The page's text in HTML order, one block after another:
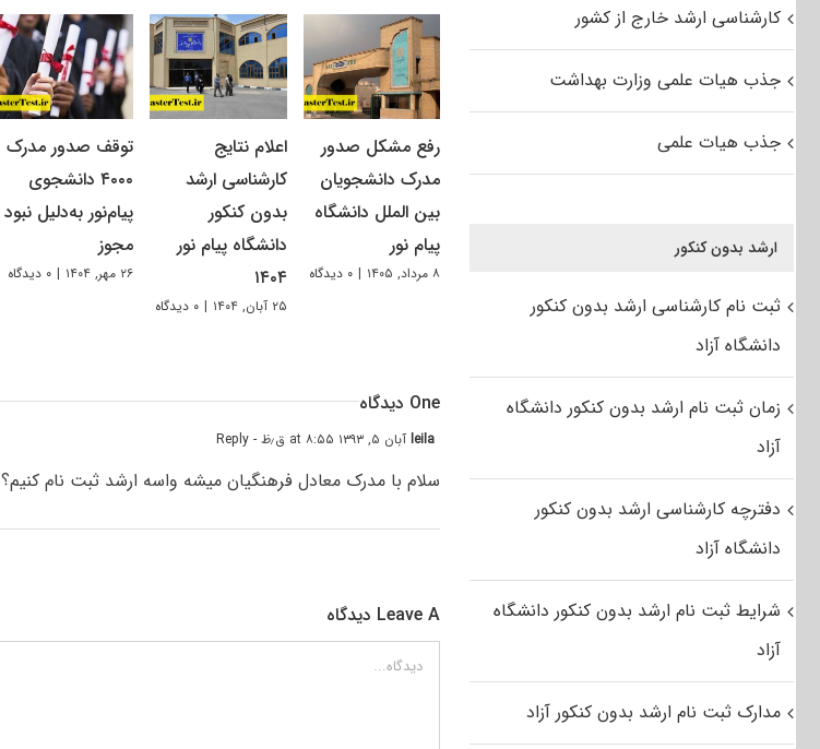
رفع مشکل صدور
مدرک دانشجویان
بین الملل دانشگاه
پیام نور
۸ مرداد, ۱۴۰۵ | ۰ دیدگاه
اعلام نتایج
کارشناسی ارشد
بدون کنکور
دانشگاه پیام نور
۱۴۰۴
۲۵ آبان, ۱۴۰۴ | ۰ دیدگاه
توقف صدور مدرک
۴۰۰۰ دانشجوی
پیام‌نور به‌دلیل نبود
مجوز
۲۶ مهر, ۱۴۰۴ | ۰ دیدگاه
One دیدگاه
leila آبان ۵, ۱۳۹۳ at ۸:۵۵ ق٫ظ - Reply
سلام با مدرک معادل فرهنگیان میشه واسه ارشد ثبت نام کنیم؟
Leave A دیدگاه
دیدگاه
کارشناسی ارشد خارج از کشور
جذب هیات علمی وزارت بهداشت
جذب هیات علمی
ارشد بدون کنکور
ثبت نام کارشناسی ارشد بدون کنکور
دانشگاه آزاد
زمان ثبت نام ارشد بدون کنکور دانشگاه
آزاد
دفترچه کارشناسی ارشد بدون کنکور
دانشگاه آزاد
شرایط ثبت نام ارشد بدون کنکور دانشگاه
آزاد
مدارک ثبت نام ارشد بدون کنکور آزاد